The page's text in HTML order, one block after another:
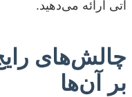
آتی ارائه می‌دهید.
چالش‌های
بر آن‌ها